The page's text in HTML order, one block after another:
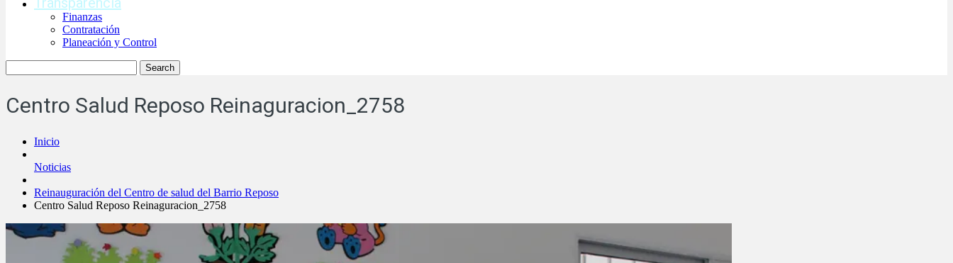
Finanzas
Contratación
Planeación y Control
Centro Salud Reposo Reinaguracion_2758
Inicio
Noticias
Reinauguración del Centro de salud del Barrio Reposo
Centro Salud Reposo Reinaguracion_2758